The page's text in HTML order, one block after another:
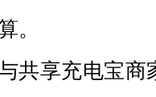
。
共享充电宝商